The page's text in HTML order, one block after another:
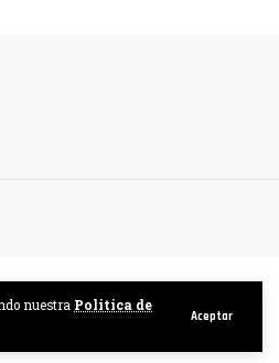
nuestra Politica de
Aceptar